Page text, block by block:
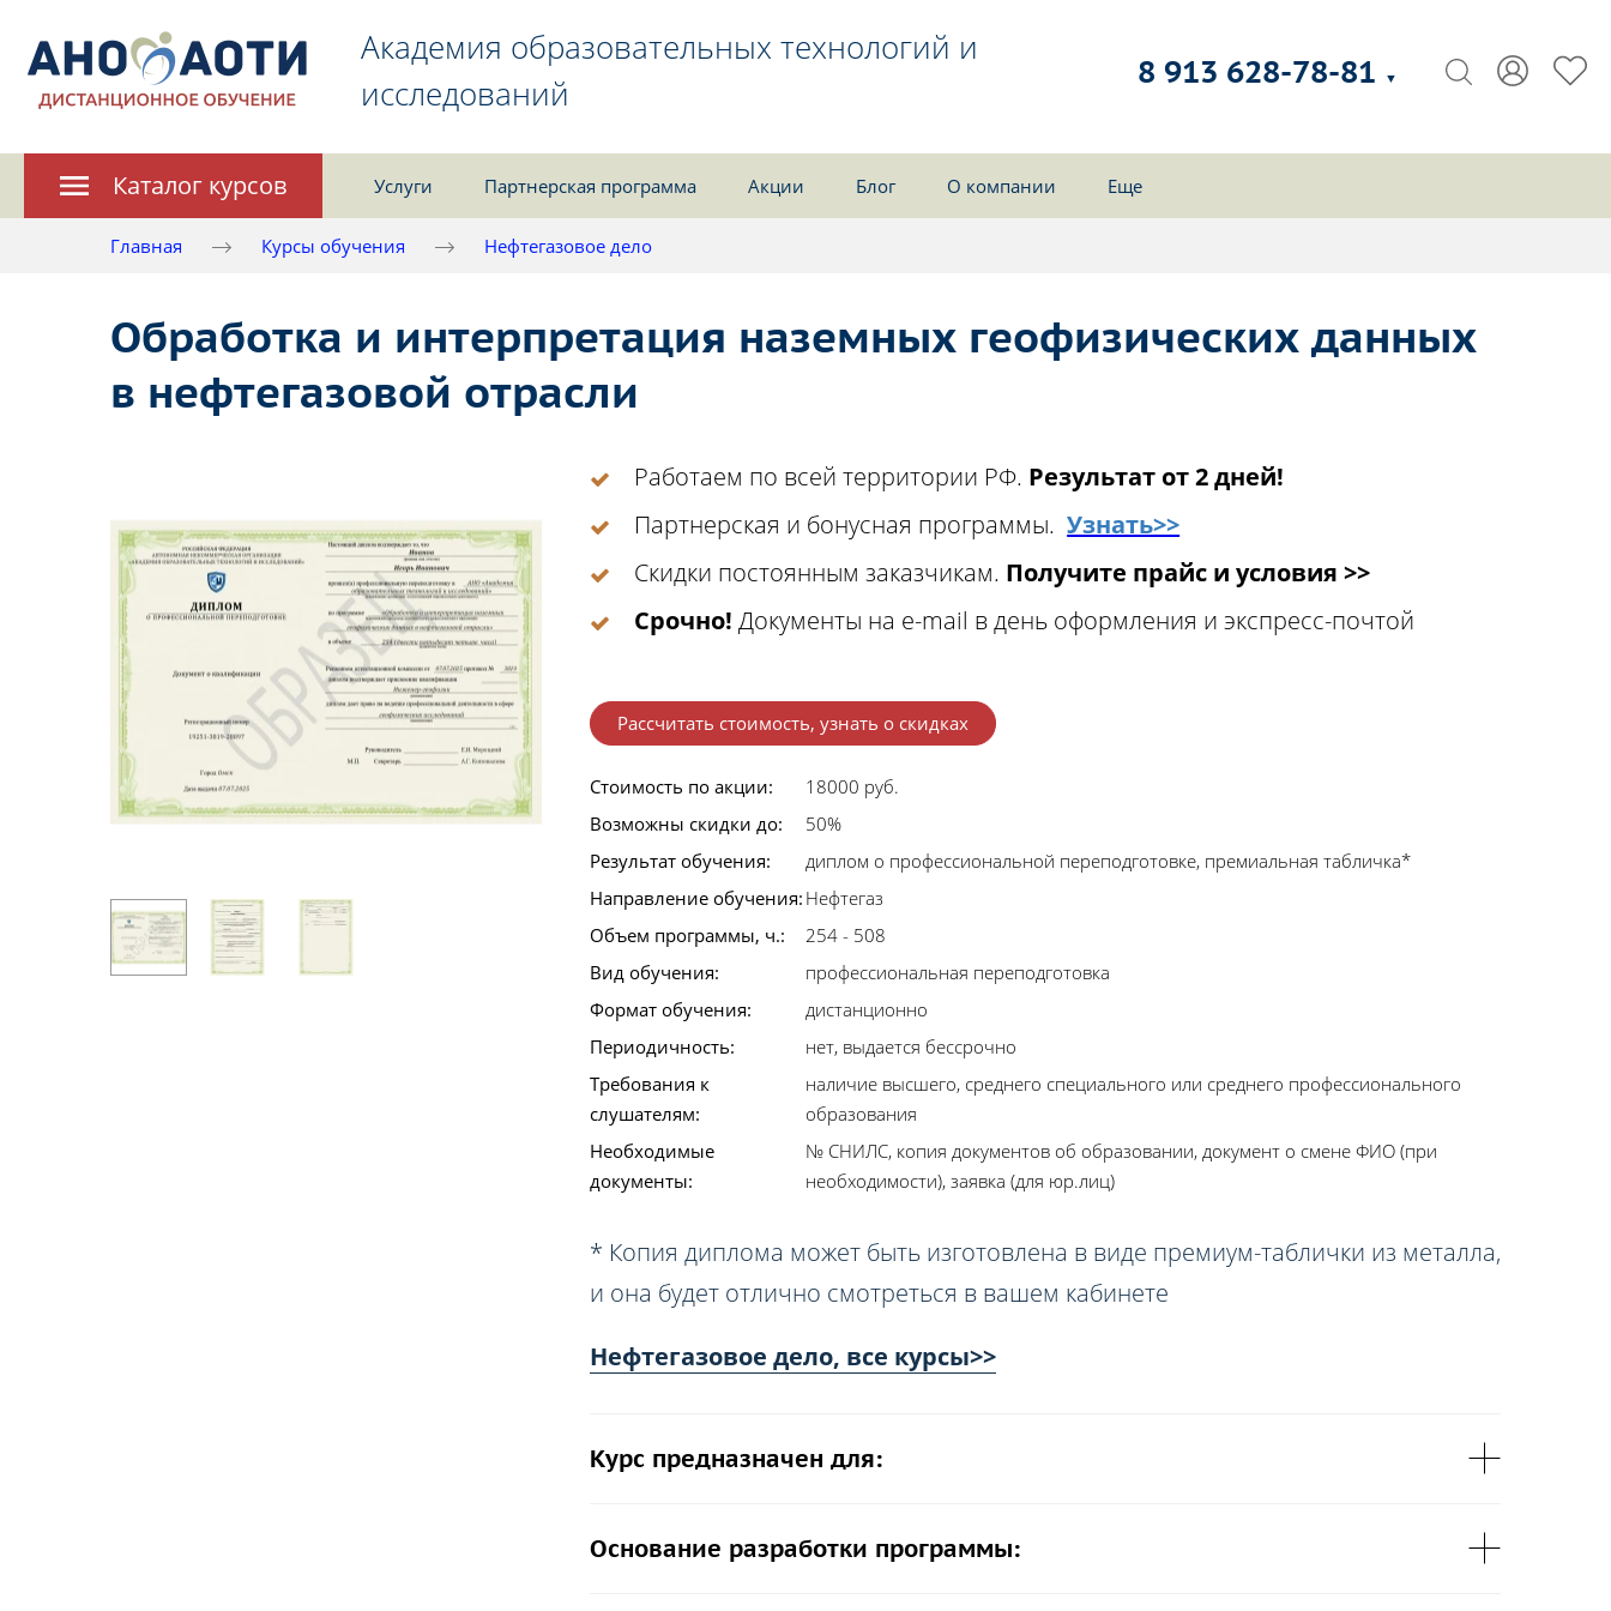
Академия образовательных технологий и
исследований
8 913 628-78-81 ▼
Каталог курсов Услуги Партнерская программа Акции Блог О компании Еще
Главная Курсы обучения Нефтегазовое дело
Обработка и интерпретация наземных геофизических данных
в нефтегазовой отрасли
Работаем по всей территории РФ. Результат от 2 дней!
Партнерская и бонусная программы.Узнать>>
Скидки постоянным заказчикам. Получите прайс и условия >>
Срочно! Документы на e-mail в день оформления и экспресс-почтой
Рассчитать стоимость, узнать о скидках
Стоимость по акции:
18000 руб.
Возможны скидки до:
50%
Результат обучения:
диплом о профессиональной переподготовке, премиальная табличка*
Направление обучения: Нефтегаз
Объем программы, ч.:
254 - 508
Вид обучения:
профессиональная переподготовка
Формат обучения:
дистанционно
Периодичность:
нет, выдается бессрочно
Требования к
слушателям:
наличие высшего, среднего специального или среднего профессионального
образования
Необходимые
документы:
№ СНИЛС, копия документов об образовании, документ о смене ФИО (при
необходимости), заявка (для юр.лиц)
* Копия диплома может быть изготовлена в виде премиум-таблички из металла,
и она будет отлично смотреться в вашем кабинете
Нефтегазовое дело, все курсы>>
Курс предназначен для:
Основание разработки программы: